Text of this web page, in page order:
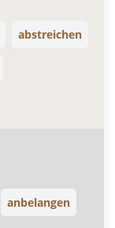
abstreichen
anbelangen